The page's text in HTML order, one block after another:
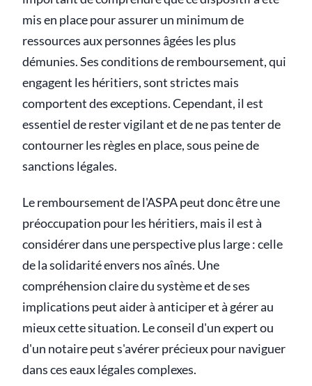
mis en place pour assurer un minimum de
ressources aux personnes âgées les plus
démunies. Ses conditions de remboursement, qui
engagent les héritiers, sont strictes mais
comportent des exceptions. Cependant, il est
essentiel de rester vigilant et de ne pas tenter de
contourner les règles en place, sous peine de
sanctions légales.
Le remboursement de l'ASPA peut donc être une
préoccupation pour les héritiers, mais il est à
considérer dans une perspective plus large : celle
de la solidarité envers nos aînés. Une
compréhension claire du système et de ses
implications peut aider à anticiper et à gérer au
mieux cette situation. Le conseil d'un expert ou
d'un notaire peut s'avérer précieux pour naviguer
dans ces eaux légales complexes.